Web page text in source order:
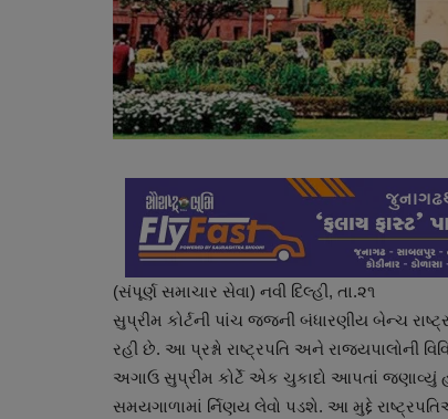
(સંપૂર્ણ સમાચાર સેવા) નવી દિલ્હી, તા.૨૧
સુપ્રીમ કોર્ટની પાંચ જજની બંધારણીય બેન્ચ
રહી છે. આ પ્રશ્નો રાષ્ટ્રપતિ અને રાજ્યપાલોની
અગાઉ સુપ્રીમ કોર્ટે એક ચુકાદો આપતાં જણાવ્યું
સમયગાળામાં ર્નિણય લેવો પડશે. આ મુદ્દે